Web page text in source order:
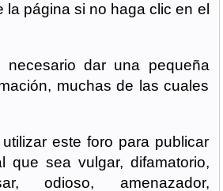
la página si no haga clic en el
necesario dar una pequeña
muchas de las cuales
este foro para publicar
que sea vulgar, difamatorio,
odioso, amenazador,